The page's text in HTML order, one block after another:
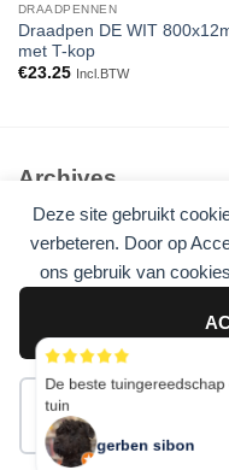
Deze site gebruikt
verbeteren. Door op
ons gebruik van
DRAADPENNEN
Draadpen DE WIT
met T-kop
€23.25 Incl.BTW
Archives
Geen archieven om te
Categories
gerben sibon
De beste tuingereedschap en service die je kunt krijgen voor je
tuin